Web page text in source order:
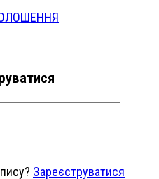
Зареєструватися